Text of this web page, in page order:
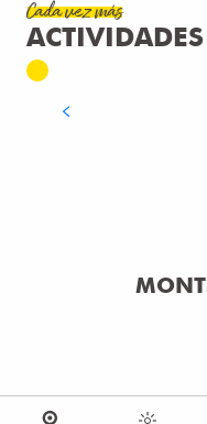
Cada vez más
ACTIVIDADES